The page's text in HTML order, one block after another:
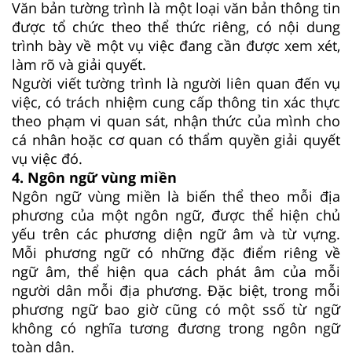
Văn bản tường trình là một loại văn bản thông tin
được tổ chức theo thể thức riêng, có nội dung
trình bày về một vụ việc đang cần được xem xét,
làm rõ và giải quyết.
Người viết tường trình là người liên quan đến vụ
việc, có trách nhiệm cung cấp thông tin xác thực
theo phạm vi quan sát, nhận thức của mình cho
cá nhân hoặc cơ quan có thẩm quyền giải quyết
vụ việc đó.
4. Ngôn ngữ vùng miền
Ngôn ngữ vùng miền là biến thể theo mỗi địa
phương của một ngôn ngữ, được thể hiện chủ
yếu trên các phương diện ngữ âm và từ vựng.
Mỗi phương ngữ có những đặc điểm riêng về
ngữ âm, thể hiện qua cách phát âm của mỗi
người dân mỗi địa phương. Đặc biệt, trong mỗi
phương ngữ bao giờ cũng có một ssố từ ngữ
không có nghĩa tương đương trong ngôn ngữ
toàn dân.